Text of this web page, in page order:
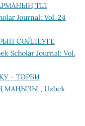
ТІЛ
Journal: Vol. 24
СӨЙЛЕУГЕ
Scholar Journal: Vol.
- ТӘРБИ
МАҢЫЗЫ , Uzbek